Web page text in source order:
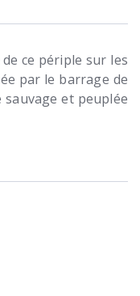
ce périple sur les
par le barrage de
sauvage et peuplée